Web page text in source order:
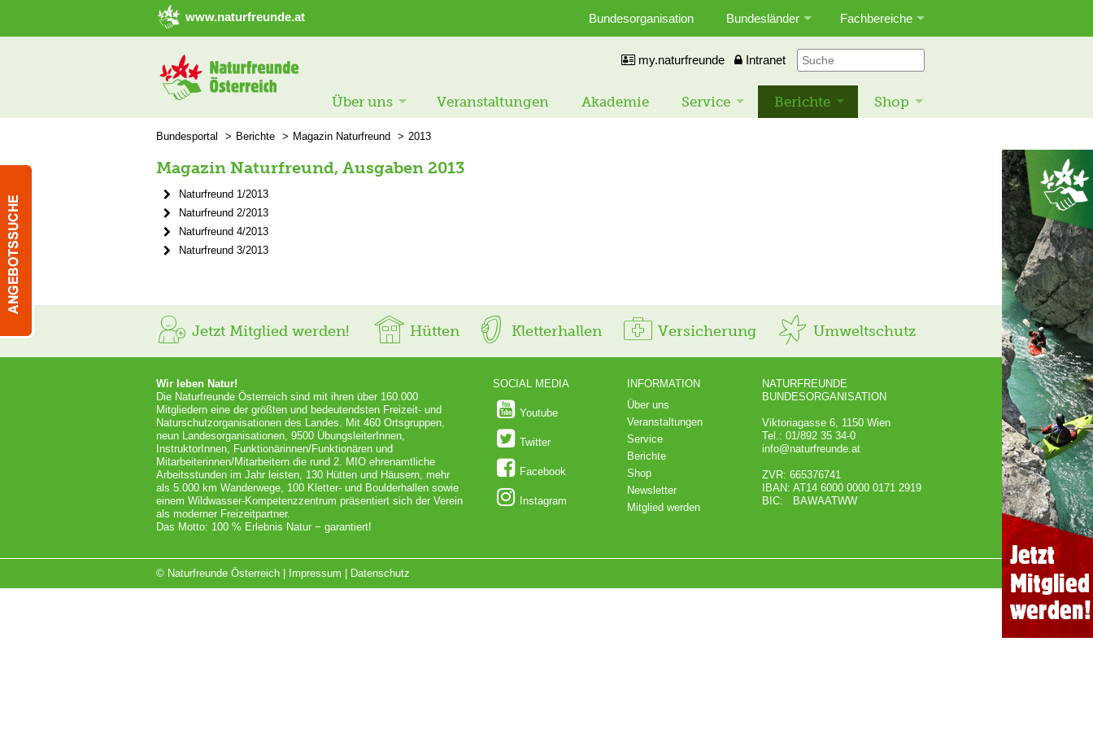
➜ Hauptregion der Seite anspringen
www.naturfreunde.at Bundesorganisation Bundesländer Fachbereiche
my.naturfreunde Intranet
Über uns Veranstaltungen Akademie Service Berichte Shop
Bundesportal Berichte Magazin Naturfreund 2013
Magazin Naturfreund, Ausgaben 2013
Naturfreund 1/2013
Naturfreund 2/2013
Naturfreund 4/2013
Naturfreund 3/2013
Jetzt Mitglied werden! Hütten Kletterhallen Versicherung Umweltschutz
Wir leben Natur!
Die Naturfreunde Österreich sind mit ihren über 160.000
Mitgliedern eine der größten und bedeutendsten Freizeit- und
Naturschutzorganisationen des Landes. Mit 460 Ortsgruppen,
neun Landesorganisationen, 9500 ÜbungsleiterInnen,
InstruktorInnen, Funktionärinnen/Funktionären und
Mitarbeiterinnen/Mitarbeitern die rund 2. MIO ehrenamtliche
Arbeitsstunden im Jahr leisten, 130 Hütten und Häusern, mehr
als 5.000 km Wanderwege, 100 Kletter- und Boulderhallen sowie
einem Wildwasser-Kompetenzzentrum präsentiert sich der Verein
als moderner Freizeitpartner.
Das Motto: 100 % Erlebnis Natur − garantiert!
SOCIAL MEDIA
Youtube
Twitter
Facebook
Instagram
INFORMATION
Über uns
Veranstaltungen
Service
Berichte
Shop
Newsletter
Mitglied werden
NATURFREUNDE
BUNDESORGANISATION
Viktoriagasse 6, 1150 Wien
Tel.: 01/892 35 34-0
info@naturfreunde.at
ZVR: 665376741
IBAN: AT14 6000 0000 0171 2919
BIC: BAWAATWW
© Naturfreunde Österreich | Impressum Datenschutz